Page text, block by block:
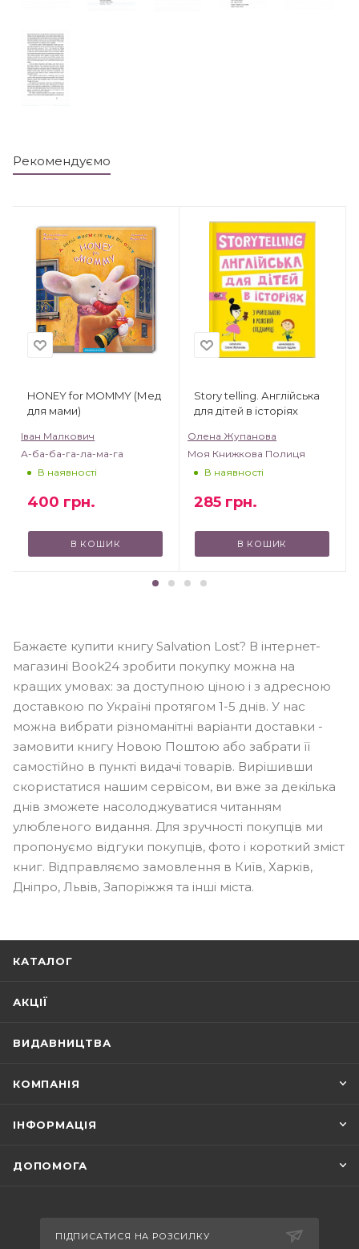
Рекомендуємо
HONEY for MOMMY (Мед
для мами)
Іван Малкович
А-ба-ба-га-ла-ма-га
В наявності
400 грн.
В КОШИК
Story telling. Англійська
для дітей в історіях
Олена Жупанова
Моя Книжкова Полиця
В наявності
285 грн.
В КОШИК
Бажаєте купити книгу Salvation Lost? В інтернет-
магазині Book24 зробити покупку можна на
кращих умовах: за доступною ціною і з адресною
доставкою по Україні протягом 1-5 днів. У нас
можна вибрати різноманітні варіанти доставки -
замовити книгу Новою Поштою або забрати її
самостійно в пункті видачі товарів. Вирішивши
скористатися нашим сервісом, ви вже за декілька
днів зможете насолоджуватися читанням
улюбленого видання. Для зручності покупців ми
пропонуємо відгуки покупців, фото і короткий зміст
книг. Відправляємо замовлення в Київ, Харків,
Дніпро, Львів, Запоріжжя та інші міста.
КАТАЛОГ
АКЦІЇ
ВИДАВНИЦТВА
КОМПАНІЯ
ІНФОРМАЦІЯ
ДОПОМОГА
ПІДПИСАТИСЯ НА РОЗСИЛКУ